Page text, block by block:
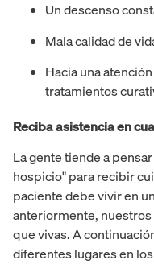
Un descenso
Mala calidad de
Hacia una
tratamientos
Reciba asistencia en
La gente tiende a
hospicio" para recibir
paciente debe vivir en
anteriormente,
que vivas. A
diferentes lugares en